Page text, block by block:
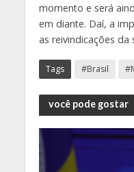
momento e será
em diante. Daí, a
as reivindicações da
Tags #Brasil
você pode gostar